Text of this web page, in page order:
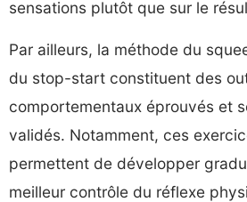
sensations plutôt que sur le
Par ailleurs, la méthode du
du stop-start constituent des
comportementaux éprouvés et
validés. Notamment, ces
permettent de développer
meilleur contrôle du réflexe